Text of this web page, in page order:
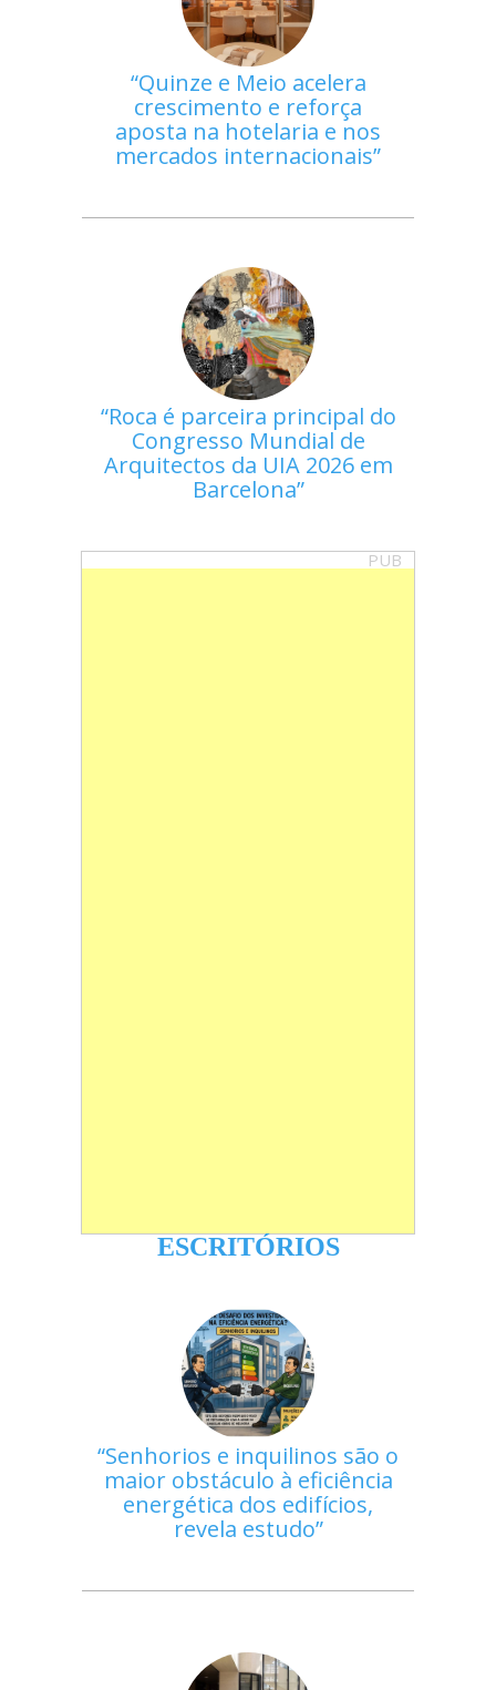
Quinze e Meio acelera
crescimento e reforça
aposta na hotelaria e nos
mercados internacionais
Roca é parceira principal do
Congresso Mundial de
Arquitectos da UIA 2026 em
Barcelona
PUB
ESCRITÓRIOS
Senhorios e inquilinos são o
maior obstáculo à eficiência
energética dos edifícios,
revela estudo